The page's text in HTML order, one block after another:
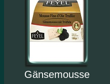
Gänsemousse